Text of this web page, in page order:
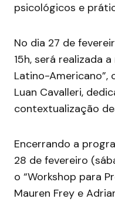
psicológicos e
No dia 27 de
15h, será realizada
Latino-Americano”,
Luan Cavalleri,
contextualização
Encerrando a
28 de fevereiro
o “Workshop para
Mauren Frey e